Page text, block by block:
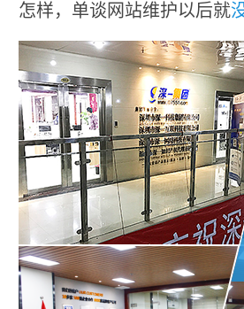
怎样，单谈网站维护以后就